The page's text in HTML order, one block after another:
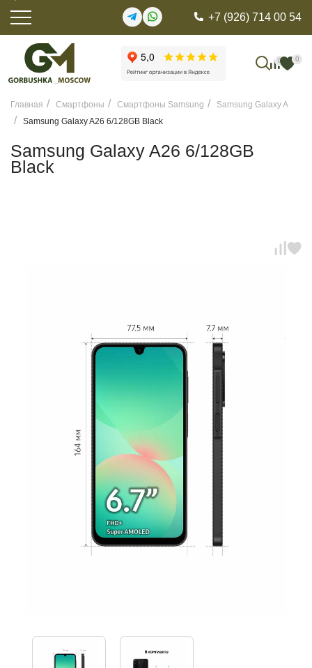
+7 (926) 714 00 54
0 0
Главная Смартфоны Смартфоны Samsung
Samsung Galaxy A
Samsung Galaxy A26 6/128GB Black
Samsung Galaxy A26 6/128GB
Black